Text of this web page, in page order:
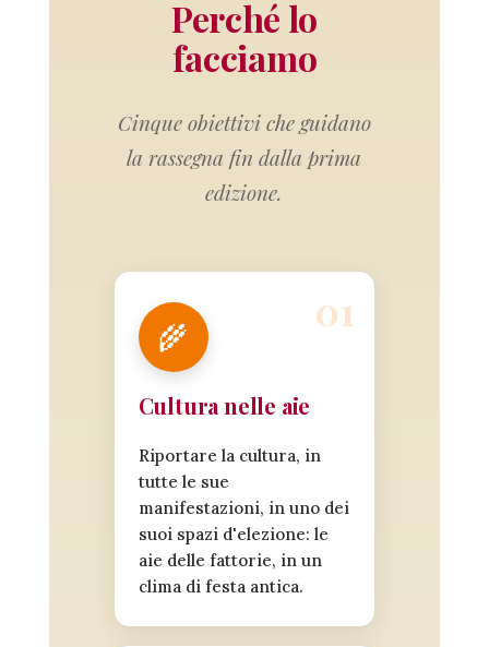
Perché lo
facciamo
Cinque obiettivi che guidano
la rassegna fin dalla prima
edizione.
🌾
Cultura nelle aie
Riportare la cultura, in
tutte le sue
manifestazioni, in uno dei
suoi spazi d'elezione: le
aie delle fattorie, in un
clima di festa antica.